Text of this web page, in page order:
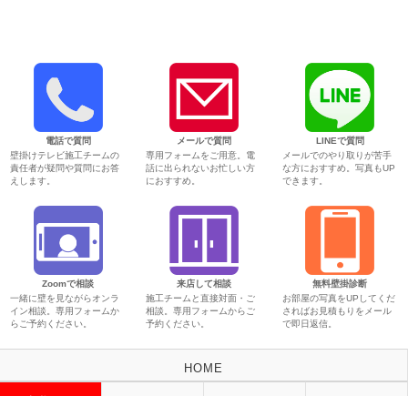
電話で質問
壁掛けテレビ施工チームの
責任者が疑問や質問にお答
えします。
メールで質問
専用フォームをご用意。電
話に出られないお忙しい方
におすすめ。
LINEで質問
メールでのやり取りが苦手
な方におすすめ。写真もUP
できます。
Zoomで相談
一緒に壁を見ながらオンラ
イン相談。専用フォームか
らご予約ください。
来店して相談
施工チームと直接対面・ご
相談。専用フォームからご
予約ください。
無料壁掛診断
お部屋の写真をUPしてくだ
さればお見積もりをメール
で即日返信。
HOME